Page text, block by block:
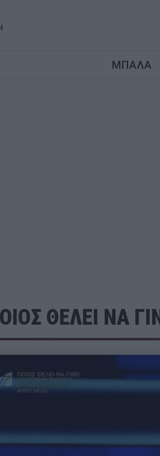
ΜΠΑΛΑ
ΟΙΟΣ ΘΕΛΕΙ ΝΑ